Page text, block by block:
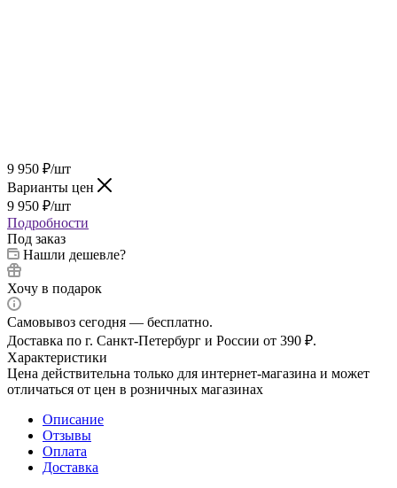
9 950 ₽/шт
Варианты цен
9 950 ₽/шт
Подробности
Под заказ
Нашли дешевле?
Хочу в подарок
Самовывоз сегодня — бесплатно.
Доставка по г. Санкт-Петербург и России от 390 ₽.
Характеристики
Цена действительна только для интернет-магазина и может
отличаться от цен в розничных магазинах
Описание
Отзывы
Оплата
Доставка